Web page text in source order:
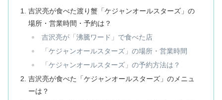
吉沢亮が食べた渡り蟹「ケジャンオールスターズ」の
場所・営業時間・予約は？
吉沢亮が「沸騰ワード」で食べた店
「ケジャンオールスターズ」の場所・営業時間
「ケジャンオールスターズ」の予約方法は？
吉沢亮が食べた「ケジャンオールスターズ」のメニュ
ーは？